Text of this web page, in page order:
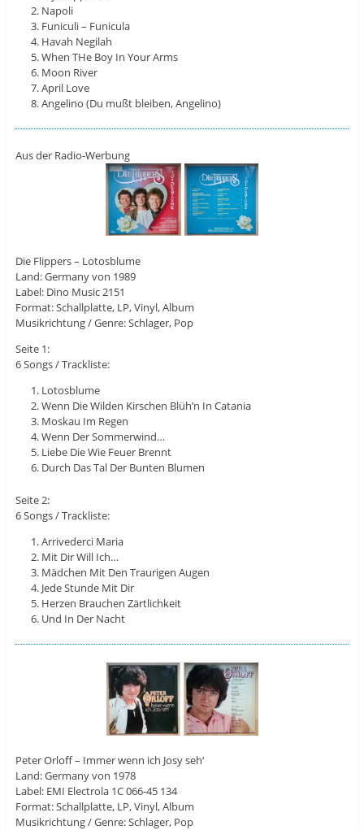
Napoli
Funiculi – Funicula
Havah Negilah
When THe Boy In Your Arms
Moon River
April Love
Angelino (Du mußt bleiben, Angelino)
Aus der Radio-Werbung
Die Flippers ‎– Lotosblume
Land: Germany von 1989
Label: Dino Music 2151
Format: Schallplatte, LP, Vinyl, Album
Musikrichtung / Genre: Schlager, Pop
Seite 1:
6 Songs / Trackliste:
Lotosblume
Wenn Die Wilden Kirschen Blüh’n In Catania
Moskau Im Regen
Wenn Der Sommerwind…
Liebe Die Wie Feuer Brennt
Durch Das Tal Der Bunten Blumen
Seite 2:
6 Songs / Trackliste:
Arrivederci Maria
Mit Dir Will Ich…
Mädchen Mit Den Traurigen Augen
Jede Stunde Mit Dir
Herzen Brauchen Zärtlichkeit
Und In Der Nacht
Peter Orloff ‎– Immer wenn ich Josy seh‘
Land: Germany von 1978
Label: EMI Electrola 1C 066-45 134
Format: Schallplatte, LP, Vinyl, Album
Musikrichtung / Genre: Schlager, Pop